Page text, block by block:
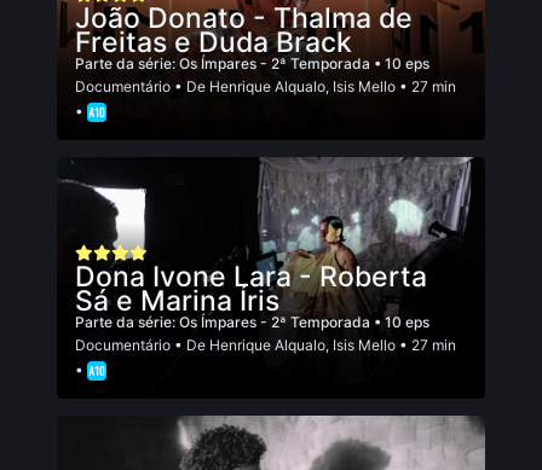
João Donato - Thalma de
Freitas e Duda Brack
Parte da série: Os Ímpares - 2ª Temporada • 10 eps
Documentário • De Henrique Alqualo, Isis Mello • 27 min
•
Dona Ivone Lara - Roberta
Sá e Marina Íris
Parte da série: Os Ímpares - 2ª Temporada • 10 eps
Documentário • De Henrique Alqualo, Isis Mello • 27 min
•